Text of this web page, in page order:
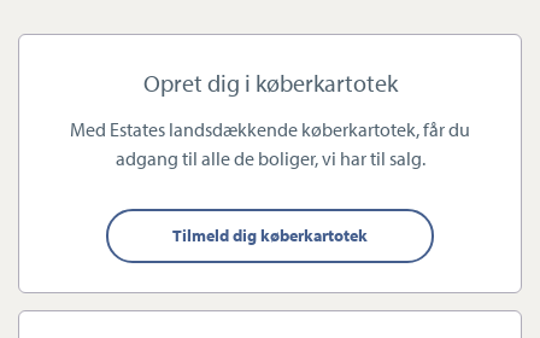
Vores arbejde tager udgangspunkt i et tillidsforhold til alle
sælgere og købere. Nøgleordene er:
Integritet, præcision, humor og god energi
Vi har gennem mange år opbygget et stærkt netværk, og har
mange tilbagevendende ambassadører
skræddersy den korrekte plan og strategi for salget
Opret dig i køberkartotek
Med Estates landsdækkende køberkartotek, får du
adgang til alle de boliger, vi har til salg.
Tilmeld dig køberkartotek